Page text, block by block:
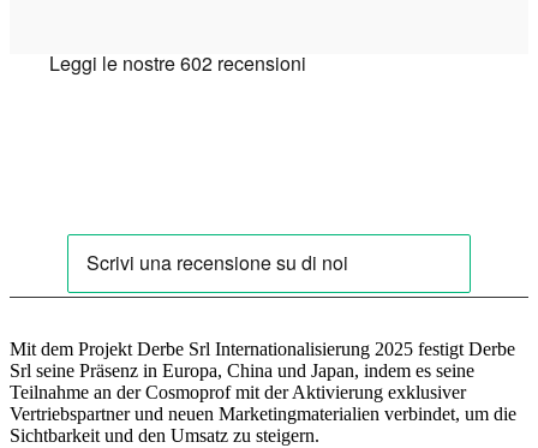
Mit dem Projekt Derbe Srl Internationalisierung 2025 festigt Derbe
Srl seine Präsenz in Europa, China und Japan, indem es seine
Teilnahme an der Cosmoprof mit der Aktivierung exklusiver
Vertriebspartner und neuen Marketingmaterialien verbindet, um die
Sichtbarkeit und den Umsatz zu steigern.